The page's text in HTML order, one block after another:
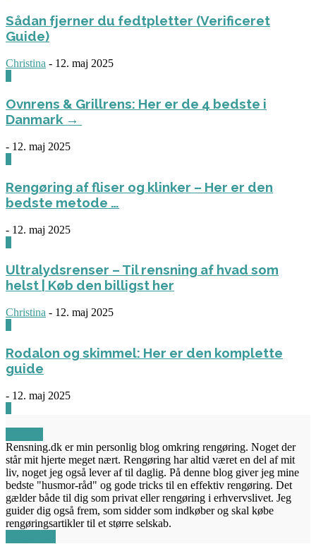
Sådan fjerner du fedtpletter (Verificeret
Guide)
Christina - 12. maj 2025
Ovnrens & Grillrens: Her er de 4 bedste i
Danmark →
- 12. maj 2025
Rengøring af fliser og klinker – Her er den
bedste metode …
- 12. maj 2025
Ultralydsrenser – Til rensning af hvad som
helst | Køb den billigst her
Christina - 12. maj 2025
Rodalon og skimmel: Her er den komplette
guide
- 12. maj 2025
Rensning.dk er min personlig blog omkring rengøring. Noget der
står mit hjerte meget nært. Rengøring har altid været en del af mit
liv, noget jeg også lever af til daglig. På denne blog giver jeg mine
bedste "husmor-råd" og gode tricks til en effektiv rengøring. Det
gælder både til dig som privat eller rengøring i erhvervslivet. Jeg
guider dig også frem, som sidder som indkøber og skal købe
rengøringsartikler til et større selskab.